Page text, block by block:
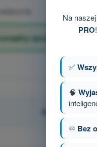
sposób
Pytanie 17 z 31
Na
PRO
✅
🧠
♾️ Bez